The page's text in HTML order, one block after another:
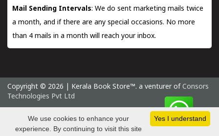
Mail Sending Intervals: We do sent marketing mails twice
a month, and if there are any special occasions. No more
than 4 mails in a month will reach your inbox.
Copyright © 2026 | Kerala Book Store™. a venturer of Consors
Technologies Pvt Ltd
Thursday 6 August, 2026 IST
Yes I understand
We use cookies to enhance your
experience. By continuing to visit this site